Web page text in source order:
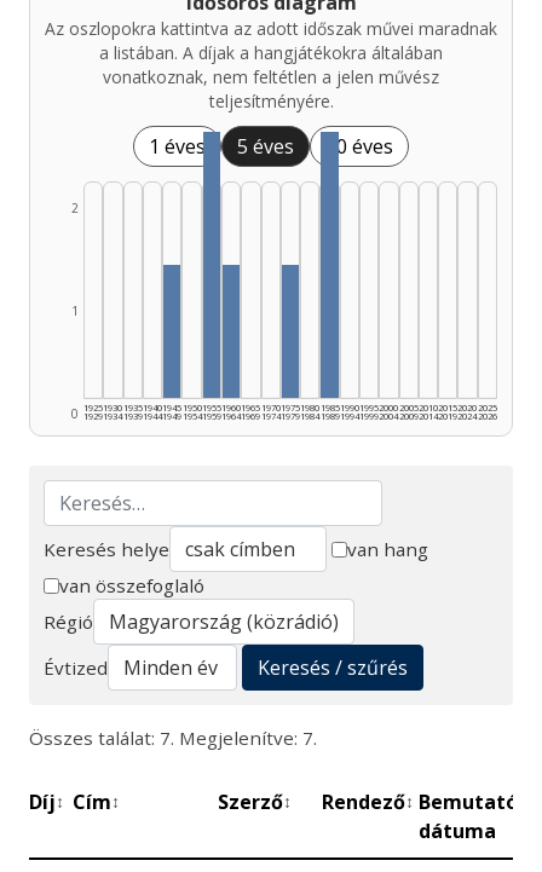
Az oszlopokra kattintva az adott időszak művei maradnak
a listában. A díjak a hangjátékokra általában
vonatkoznak, nem feltétlen a jelen művész
teljesítményére.
1 éves 5 éves 10 éves
0
1
2
1925
1929
1930
1934
1935
1939
1940
1944
1945
1949
1950
1954
1955
1959
1960
1964
1965
1969
1970
1974
1975
1979
1980
1984
1985
1989
1990
1994
1995
1999
2000
2004
2005
2009
2010
2014
2015
2019
2020
2024
2025
2026
Keresés
Keresés helye
van hang
van összefoglaló
Régió
Évtized
Keresés / szűrés
Összes találat: 7. Megjelenítve: 7.
Díj↕ Cím↕ Szerző↕ Rendező↕ Bemutató
dátuma